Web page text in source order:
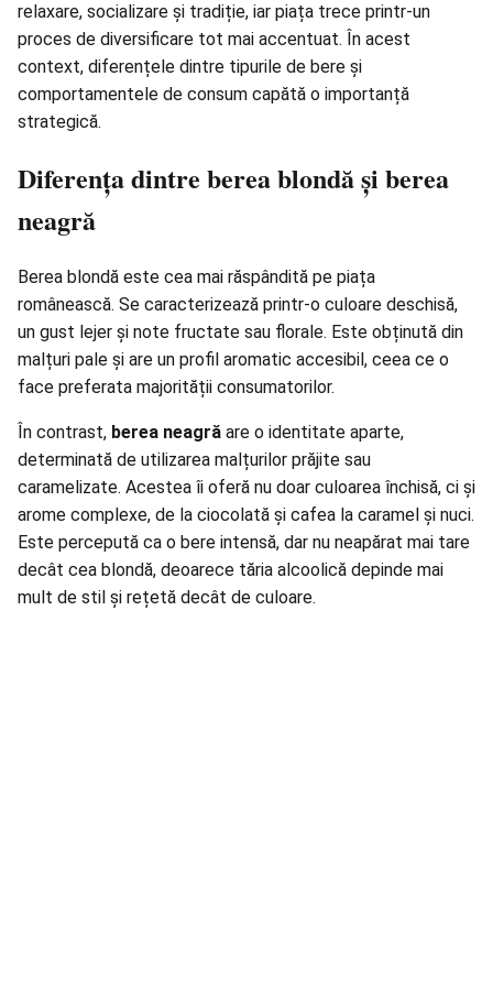
relaxare, socializare și tradiție, iar piața trece printr-un
proces de diversificare tot mai accentuat. În acest
context, diferențele dintre tipurile de bere și
comportamentele de consum capătă o importanță
strategică.
Diferența dintre berea blondă și berea
neagră
Berea blondă este cea mai răspândită pe piața
românească. Se caracterizează printr-o culoare deschisă,
un gust lejer și note fructate sau florale. Este obținută din
malțuri pale și are un profil aromatic accesibil, ceea ce o
face preferata majorității consumatorilor.
În contrast, berea neagră are o identitate aparte,
determinată de utilizarea malțurilor prăjite sau
caramelizate. Acestea îi oferă nu doar culoarea închisă, ci și
arome complexe, de la ciocolată și cafea la caramel și nuci.
Este percepută ca o bere intensă, dar nu neapărat mai tare
decât cea blondă, deoarece tăria alcoolică depinde mai
mult de stil și rețetă decât de culoare.